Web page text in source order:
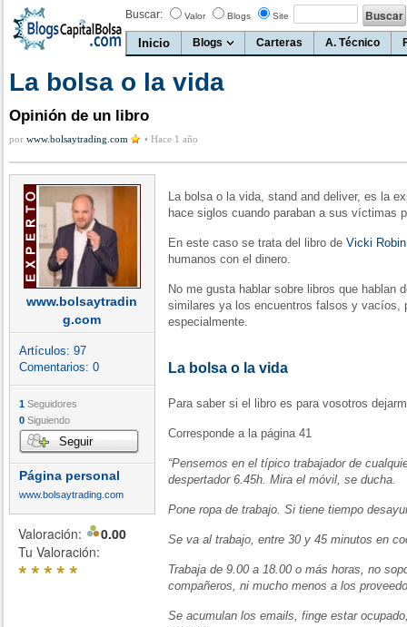
Buscar: Valor Blogs Site
Inicio Blogs Carteras A. Técnico
La bolsa o la vida
Opinión de un libro
por www.bolsaytrading.com • Hace 1 año
www.bolsaytradin
g.com
Artículos: 97
Comentarios: 0
1 Seguidores
0 Siguiendo
Seguir
Página personal
www.bolsaytrading.com
Valoración:
0.00
Tu Valoración:
*****
La bolsa o la vida, stand and deliver, es la
hace siglos cuando paraban a sus víctimas
En este caso se trata del libro de Vicki Robin
humanos con el dinero.
No me gusta hablar sobre libros que hablan
similares ya los encuentros falsos y vacíos,
especialmente.
La bolsa o la vida
Para saber si el libro es para vosotros
Corresponde a la página 41
“Pensemos en el típico trabajador de
despertador 6.45h. Mira el móvil, se ducha.
Pone ropa de trabajo. Si tiene tiempo
Se va al trabajo, entre 30 y 45 minutos en
Trabaja de 9.00 a 18.00 o más horas, no
compañeros, ni mucho menos a los
Se acumulan los emails, finge estar